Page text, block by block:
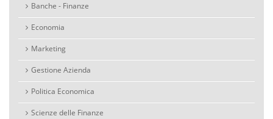
Banche - Finanze
Economia
Marketing
Gestione Azienda
Politica Economica
Scienze delle Finanze